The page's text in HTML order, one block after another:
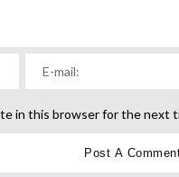
in this browser for the next